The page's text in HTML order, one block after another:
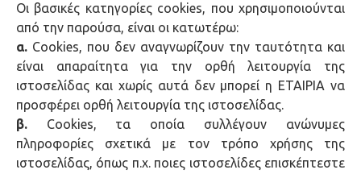
Οι βασικές κατηγορίες cookies, που χρησιμοποιούνται
από την παρούσα, είναι οι κατωτέρω:
α.
είναι απαραίτητα για την ορθή λειτουργία της
ιστοσελίδας και χωρίς αυτά δεν μπορεί η ΕΤΑΙΡΙΑ να
προσφέρει ορθή λειτουργία της ιστοσελίδας.
β. Cookies, τα οποία συλλέγουν ανώνυμες
πληροφορίες σχετικά με τον τρόπο χρήσης της
ιστοσελίδας, όπως π.χ. ποιες ιστοσελίδες επισκέπτεστε